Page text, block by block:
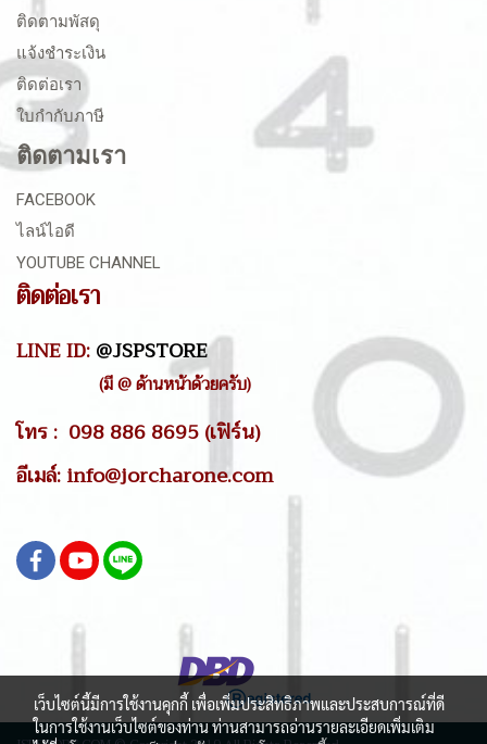
ติดตามพัสดุ
แจ้งชำระเงิน
ติดต่อเรา
ใบกำกับภาษี
ติดตามเรา
FACEBOOK
ไลน์ไอดี
YOUTUBE CHANNEL
ติดต่อเรา
LINE ID:@JSPSTORE
(มี @ ด้านหน้าด้วยครับ)
โทร : 098 886 8695 (เฟิร์น)
อีเมล์: info@jorcharone.com
เว็บไซต์นี้มีการใช้งานคุกกี้ เพื่อเพิ่มประสิทธิภาพและประสบการณ์ที่ดี
ในการใช้งานเว็บไซต์ของท่าน ท่านสามารถอ่านรายละเอียดเพิ่มเติม